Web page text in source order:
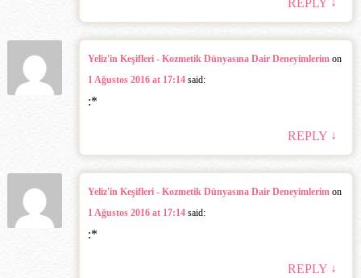
REPLY
Yeliz'in Keşifleri - Kozmetik Dünyasına Dair Deneyimlerim on
1 Ağustos 2016 at 17:14 said:
:*
REPLY ↓
Yeliz'in Keşifleri - Kozmetik Dünyasına Dair Deneyimlerim on
1 Ağustos 2016 at 17:14 said:
:*
REPLY ↓